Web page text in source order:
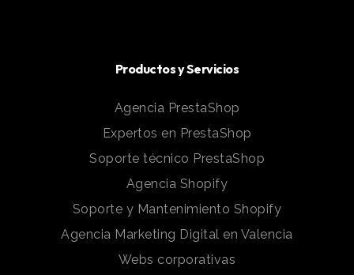
Productos y Servicios
Agencia PrestaShop
Expertos en PrestaShop
Soporte técnico PrestaShop
Agencia Shopify
Soporte y Mantenimiento Shopify
Agencia Marketing Digital en Valencia
Webs corporativas